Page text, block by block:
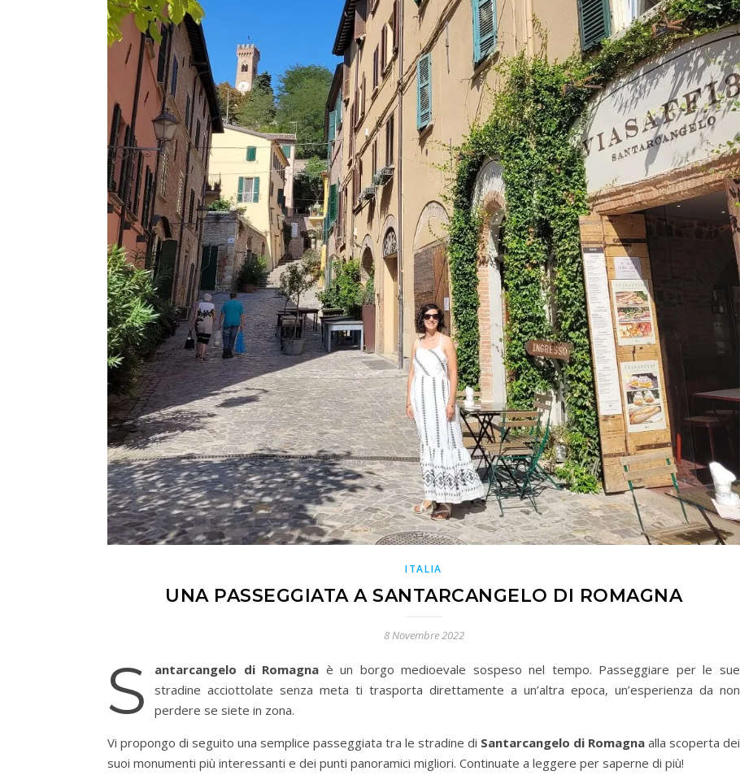
ITALIA
UNA PASSEGGIATA A SANTARCANGELO DI ROMAGNA
8 Novembre 2022
S antarcangelo di Romagna è un borgo medioevale sospeso nel tempo. Passeggiare per le sue
stradine acciottolate senza meta ti trasporta direttamente a un’altra epoca, un’esperienza da non
perdere se siete in zona.
Vi propongo di seguito una semplice passeggiata tra le stradine di Santarcangelo di Romagna alla scoperta dei
suoi monumenti più interessanti e dei punti panoramici migliori. Continuate a leggere per saperne di più!